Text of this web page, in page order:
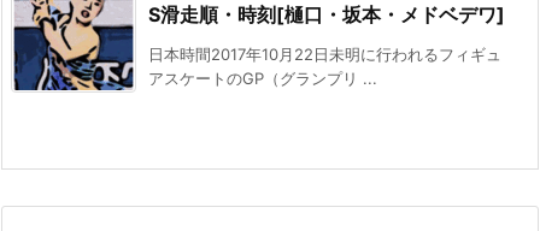
S滑走順・時刻[樋口・坂本・メドベデワ]
日本時間2017年10月22日未明に行われるフィギュ
アスケートのGP（グランプリ ...